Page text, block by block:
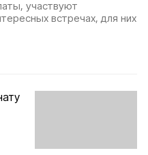
участвуют
встречах, для них